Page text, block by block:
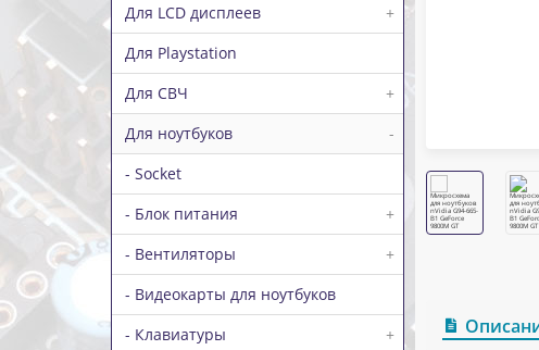
Для LCD дисплеев
+
Для Playstation
Для СВЧ
+
Для ноутбуков
-
- Socket
- Блок питания
+
- Вентиляторы
+
- Видеокарты для ноутбуков
- Клавиатуры
+